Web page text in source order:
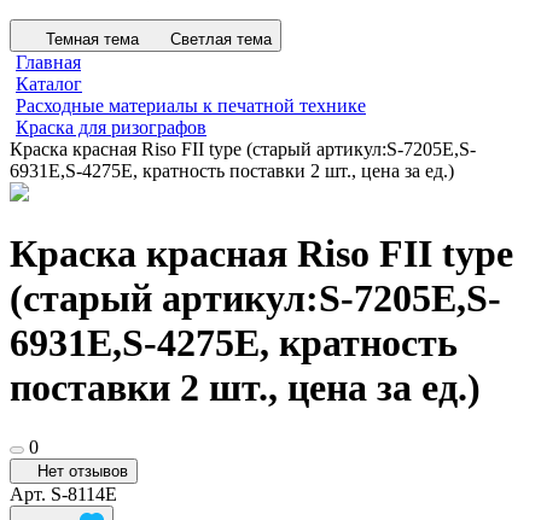
Темная тема Светлая тема
Главная
Каталог
Расходные материалы к печатной технике
Краска для ризографов
Краска красная Riso FII type (старый артикул:S-7205E,S-
6931E,S-4275E, кратность поставки 2 шт., цена за ед.)
Краска красная Riso FII type
(старый артикул:S-7205E,S-
6931E,S-4275E, кратность
поставки 2 шт., цена за ед.)
0
Нет отзывов
Арт. S-8114E